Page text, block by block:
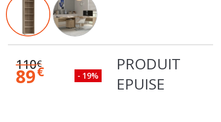
110€
- 19%
89€
PRODUIT
EPUISE